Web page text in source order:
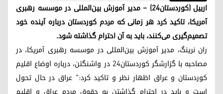
اربیل (کوردستان٢٤) – مدیر آموزش بین‌المللی در موسسه رهبری
آمریکا، تاکید کرد هر زمانی که مردم کوردستان درباره آینده خود
تصمیم‌گیری می‌کنند، باید به آن احترام گذاشته شود.
ران نرینگ، مدیر آموزش بین‌المللی در موسسه رهبری آمریکا، در
مصاحبه با گزارشگر کوردستان٢٤ در واشنگتن، درباره اوضاع اقلیم
کوردستان و عراق اظهار نظر و تاکید کرد:" عراق در حال تحول